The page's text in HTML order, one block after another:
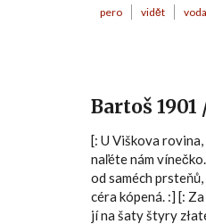
pero
vidět voda
Bartoš
[: U Viškova
naľéte nám
od saméch
céra kópená. :] [:
jí na šaty štyry